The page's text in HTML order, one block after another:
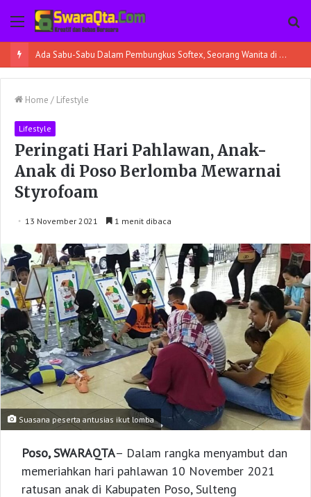
Menu
Ada Sabu-Sabu Dalam Pembungkus Softex, Seorang Wanita di Poso Pesisir Bersama Temannya Ditangkap
Home / Lifestyle
Lifestyle
Peringati Hari Pahlawan, Anak-
Anak di Poso Berlomba Mewarnai
Styrofoam
13 November 2021 1 menit dibaca
Suasana peserta antusias ikut lomba
Poso, SWARAQTA– Dalam rangka menyambut dan
memeriahkan hari pahlawan 10 November 2021
ratusan anak di Kabupaten Poso, Sulteng